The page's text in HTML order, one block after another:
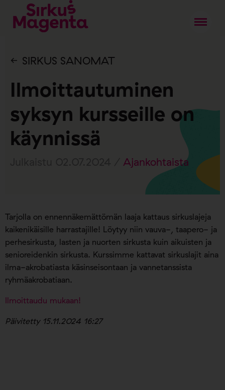
SIRKUS SANOMAT
Ilmoittautuminen
syksyn kursseille on
käynnissä
Ajankohtaista
Tarjolla on ennennäkemättömän laaja kattaus sirkuslajeja
kaikenikäisille harrastajille! Löytyy niin vauva-, taapero- ja
perhesirkusta, lasten ja nuorten sirkusta kuin aikuisten ja
senioreidenkin sirkusta. Kurssimme kattavat sirkuslajit aina
ilma-akrobatiasta käsinseisontaan ja vannetanssista
ryhmäakrobatiaan.
Ilmoittaudu mukaan!
Päivitetty 15.11.2024 16:27